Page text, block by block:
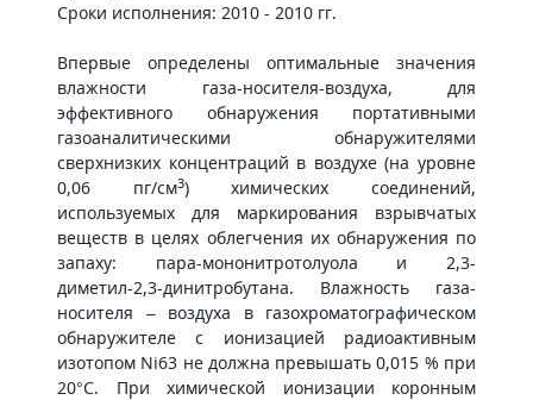
Сроки исполнения: 2010 - 2010 гг.
​Впервые определены оптимальные значения
влажности газа-носителя-воздуха, для
эффективного обнаружения портативными
газоаналитическими обнаружителями
сверхнизких концентраций в воздухе (на уровне
0,06 пг/см3) химических соединений,
используемых для маркирования взрывчатых
веществ в целях облегчения их обнаружения по
запаху: пара-мононитротолуола и 2,3-
диметил-2,3-динитробутана. Влажность газа-
носителя – воздуха в газохроматографическом
обнаружителе с ионизацией радиоактивным
изотопом Ni63 не должна превышать 0,015 % при
20°С. При химической ионизации коронным